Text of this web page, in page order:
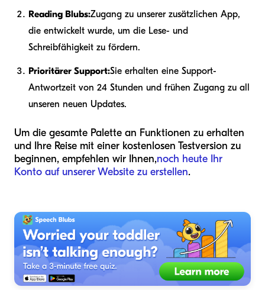
Reading Blubs:Zugang zu unserer zusätzlichen App,
die entwickelt wurde, um die Lese- und
Schreibfähigkeit zu fördern.
Prioritärer Support:Sie erhalten eine Support-
Antwortzeit von 24 Stunden und frühen Zugang zu all
unseren neuen Updates.
Um die gesamte Palette an Funktionen zu erhalten
und Ihre Reise mit einer kostenlosen Testversion zu
beginnen, empfehlen wir Ihnen,noch heute Ihr
Konto auf unserer Website zu erstellen.